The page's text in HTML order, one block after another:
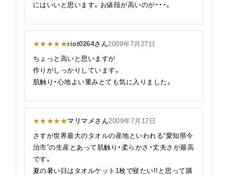
にはいいと思います。お値段が高いのが・・・。
★★★★★riot0264さん2009年7月27日
ちょっと高いと思いますが
作りがしっかりしています。
肌触り・心地よい重みとても気に入りました。
★★★★★マリマメさん2009年7月17日
さすが世界最大のタオルの産地といわれる“愛知県今
治市”の生産とあって肌触り・柔らかさ・丈夫さが最高
です。
夏の暑い日はタオルケット1枚で寝たい!!と思って購